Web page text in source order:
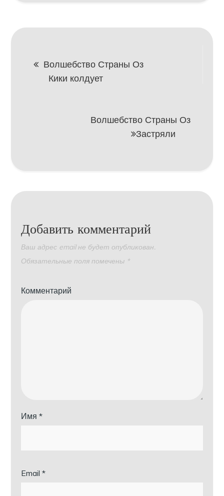
Навигация
записям
Волшебство Страны Оз
Кики колдует
Волшебство Страны Оз
Застряли
Добавить комментарий
Ваш адрес email не будет опубликован.
Обязательные поля помечены *
Комментарий
Имя*
Email*